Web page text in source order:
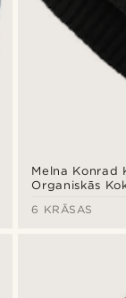
Melna Konrad
Organiskās
6 KRĀSAS